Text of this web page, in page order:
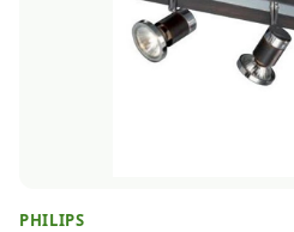
PHILIPS